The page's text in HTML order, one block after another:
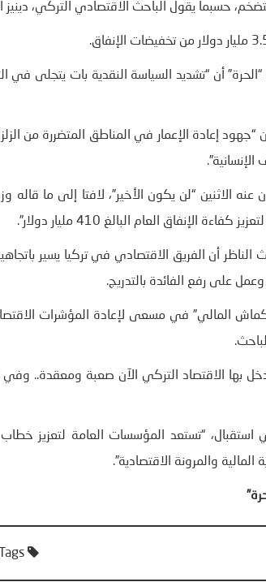
حسبما يقول الباحث الاقتصادي التركي، دينيز
أن “تشديد السياسة النقدية بات يتجلى في
“جهود إعادة الإعمار في المناطق المتضررة من
الاثنين “لن يكون الأخير”، لافتا إلى ما قاله
الإنفاق العام البالغ 410 مليار دولار”.
الناظر أن الفريق الاقتصادي في تركيا يسير
على رفع الفائدة بالتدريج.
المالي” في مسعى لإعادة المؤشرات
دخل بها الاقتصاد التركي الآن صعبة ومعقدة..
استقبال، “تستعد المؤسسات العامة لتعزيز
والمرونة الاقتصادية”.
Tags: